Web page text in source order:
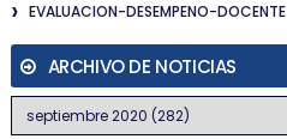
EVALUACION-DESEMPENO-DOCENTE
ARCHIVO DE NOTICIAS